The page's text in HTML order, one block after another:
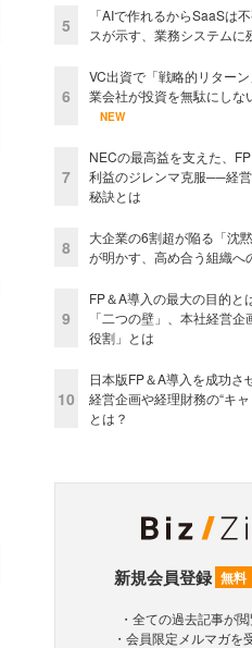
5
「AIで作れるからSaaSは
スが示す、業務システムに
6
VC出資で「戦略的リター
業会社が投資を無駄にしな
NEW
7
NECの最高益を支えた、
利益のジレンマ克服──経
秘訣とは
8
大企業の6割超が陥る「沈
が明かす、高め合う組織へ
9
FP＆A導入の最大の目的
「二つの壁」、本社経営
役割」とは
10
日本版FP＆A導入を成功
経営企画や経理財務の“キ
とは？
新規会員登録 無料
・全ての過去記事が
・会員限定メルマガを